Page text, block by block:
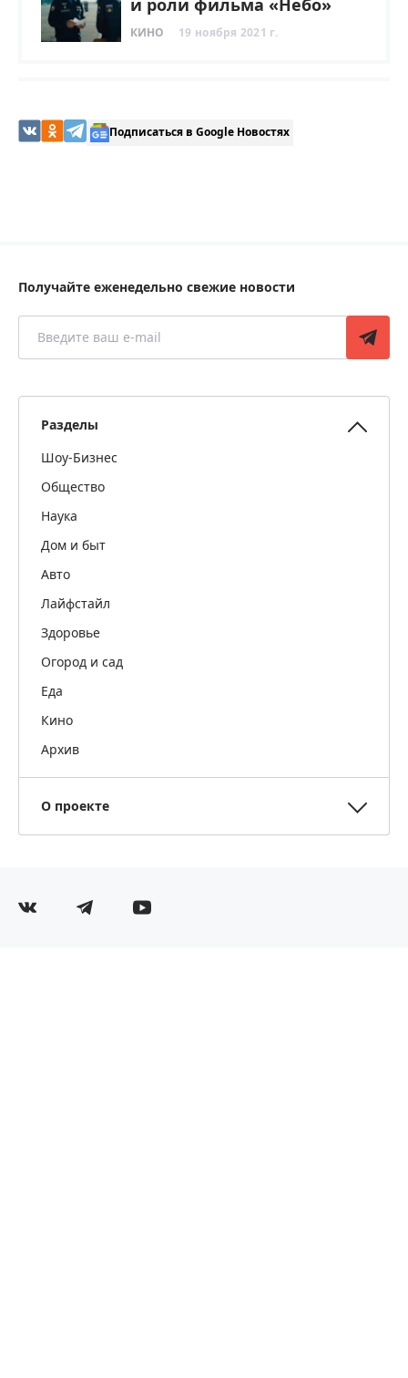
КИНО 19 ноября 2021 г.
Подписаться в Google Новостях
Получайте еженедельно свежие новости
Разделы
Шоу-Бизнес
Общество
Наука
Дом и быт
Авто
Лайфстайл
Здоровье
Огород и сад
Еда
Кино
Архив
О проекте